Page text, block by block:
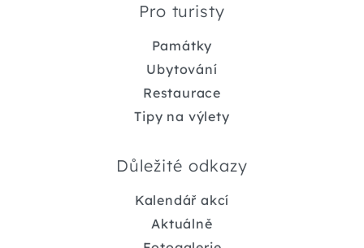
Pro turisty
Památky
Ubytování
Restaurace
Tipy na výlety
Důležité odkazy
Kalendář akcí
Aktuálně